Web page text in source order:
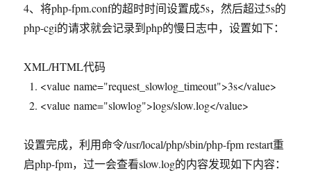
4、将php-fpm.conf的超时时间设置成5s，然后超过5s的
php-cgi的请求就会记录到php的慢日志中，设置如下：
XML/HTML代码
<value name="request_slowlog_timeout">3s</value>
<value name="slowlog">logs/slow.log</value>
设置完成，利用命令/usr/local/php/sbin/php-fpm restart重
启php-fpm，过一会查看slow.log的内容发现如下内容：